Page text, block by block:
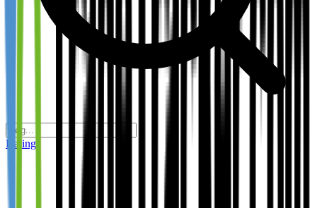
Dating